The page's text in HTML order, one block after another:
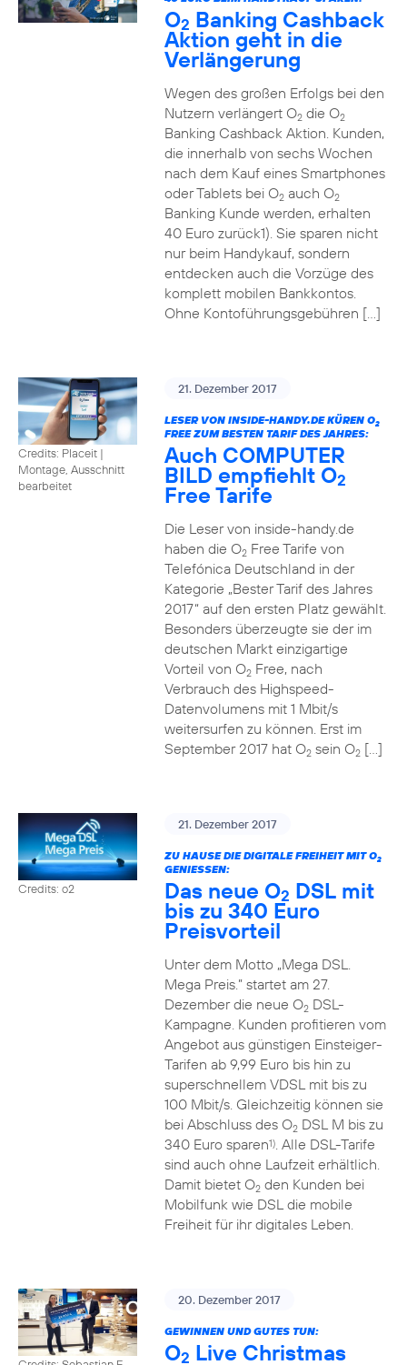
O2 Banking Cashback
Aktion geht in die
Verlängerung
Wegen des großen Erfolgs bei den
Nutzern verlängert O2die O2
Banking Cashback Aktion. Kunden,
die innerhalb von sechs Wochen
nach dem Kauf eines Smartphones
oder Tablets bei O2auch O2
Banking Kunde werden, erhalten
40 Euro zurück1). Sie sparen nicht
nur beim Handykauf, sondern
entdecken auch die Vorzüge des
komplett mobilen Bankkontos.
Ohne Kontoführungsgebühren […]
Credits: Placeit |
Montage, Ausschnitt
bearbeitet
21. Dezember 2017
LESER VON INSIDE-HANDY.DE KÜREN O2
FREE ZUM BESTEN TARIF DES JAHRES:
Auch COMPUTER
BILD empfiehlt O2
Free Tarife
Die Leser von inside-handy.de
haben die O2Free Tarife von
Telefónica Deutschland in der
Kategorie „Bester Tarif des Jahres
2017“ auf den ersten Platz gewählt.
Besonders überzeugte sie der im
deutschen Markt einzigartige
Vorteil von O2Free, nach
Verbrauch des Highspeed-
Datenvolumens mit 1 Mbit/s
weitersurfen zu können. Erst im
September 2017 hat O2sein O2[…]
Credits: o2
21. Dezember 2017
ZU HAUSE DIE DIGITALE FREIHEIT MIT O2
GENIESSEN:
Das neue O2 DSL mit
bis zu 340 Euro
Preisvorteil
Unter dem Motto „Mega DSL.
Mega Preis.” startet am 27.
Dezember die neue O2DSL-
Kampagne. Kunden profitieren vom
Angebot aus günstigen Einsteiger-
Tarifen ab 9,99 Euro bis hin zu
superschnellem VDSL mit bis zu
100 Mbit/s. Gleichzeitig können sie
bei Abschluss des O2DSL M bis zu
340 Euro sparen1). Alle DSL-Tarife
sind auch ohne Laufzeit erhältlich.
Damit bietet O2den Kunden bei
Mobilfunk wie DSL die mobile
Freiheit für ihr digitales Leben.
20. Dezember 2017
GEWINNEN UND GUTES TUN:
O2 Live Christmas